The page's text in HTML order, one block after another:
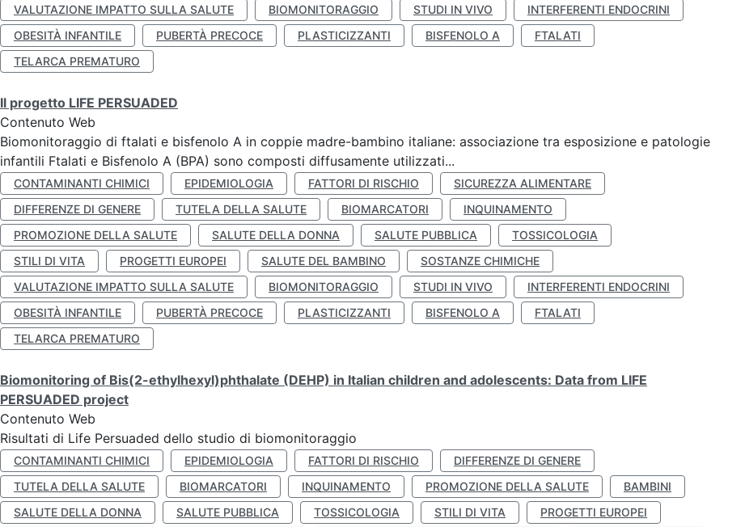
VALUTAZIONE IMPATTO SULLA SALUTE
BIOMONITORAGGIO STUDI IN VIVO
INTERFERENTI ENDOCRINI
OBESITÀ INFANTILE
PUBERTÀ PRECOCE PLASTICIZZANTI BISFENOLO A
FTALATI
TELARCA PREMATURO
Il progetto LIFE PERSUADED
Contenuto Web
Biomonitoraggio di ftalati e bisfenolo A in coppie madre-bambino italiane: associazione tra esposizione e patologie
infantili Ftalati e Bisfenolo A (BPA) sono composti diffusamente utilizzati...
CONTAMINANTI CHIMICI EPIDEMIOLOGIA FATTORI DI RISCHIO
SICUREZZA ALIMENTARE
DIFFERENZE DI GENERE
TUTELA DELLA SALUTE BIOMARCATORI
INQUINAMENTO
PROMOZIONE DELLA SALUTE
SALUTE DELLA DONNA SALUTE PUBBLICA
TOSSICOLOGIA
STILI DI VITA
PROGETTI EUROPEI SALUTE DEL BAMBINO
SOSTANZE CHIMICHE
VALUTAZIONE IMPATTO SULLA SALUTE
BIOMONITORAGGIO STUDI IN VIVO
INTERFERENTI ENDOCRINI
OBESITÀ INFANTILE
PUBERTÀ PRECOCE PLASTICIZZANTI BISFENOLO A
FTALATI
TELARCA PREMATURO
Biomonitoring of Bis(2-ethylhexyl)phthalate (DEHP) in Italian children and adolescents: Data from LIFE
PERSUADED project
Contenuto Web
Risultati di Life Persuaded dello studio di biomonitoraggio
CONTAMINANTI CHIMICI EPIDEMIOLOGIA FATTORI DI RISCHIO
DIFFERENZE DI GENERE
TUTELA DELLA SALUTE
BIOMARCATORI INQUINAMENTO PROMOZIONE DELLA SALUTE
BAMBINI
SALUTE DELLA DONNA
SALUTE PUBBLICA TOSSICOLOGIA STILI DI VITA
PROGETTI EUROPEI